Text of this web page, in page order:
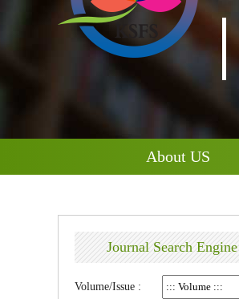
About US
Journal Search Engine
Volume/Issue :